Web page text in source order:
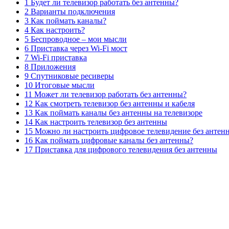
1 Будет ли телевизор работать без антенны?
2 Варианты подключения
3 Как поймать каналы?
4 Как настроить?
5 Беспроводное – мои мысли
6 Приставка через Wi-Fi мост
7 Wi-Fi приставка
8 Приложения
9 Спутниковые ресиверы
10 Итоговые мысли
11 Может ли телевизор работать без антенны?
12 Как смотреть телевизор без антенны и кабеля
13 Как поймать каналы без антенны на телевизоре
14 Как настроить телевизор без антенны
15 Можно ли настроить цифровое телевидение без
16 Как поймать цифровые каналы без антенны?
17 Приставка для цифрового телевидения без антенны